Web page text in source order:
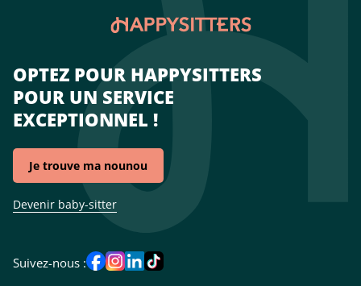
OPTEZ POUR HAPPYSITTERS
POUR UN SERVICE
EXCEPTIONNEL !
Je trouve ma nounou
Devenir baby-sitter
Suivez-nous :